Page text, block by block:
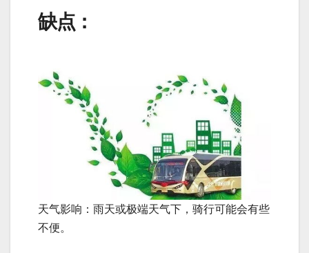
缺点：
天气影响：雨天或极端天气下，骑行可能会有些
不便。